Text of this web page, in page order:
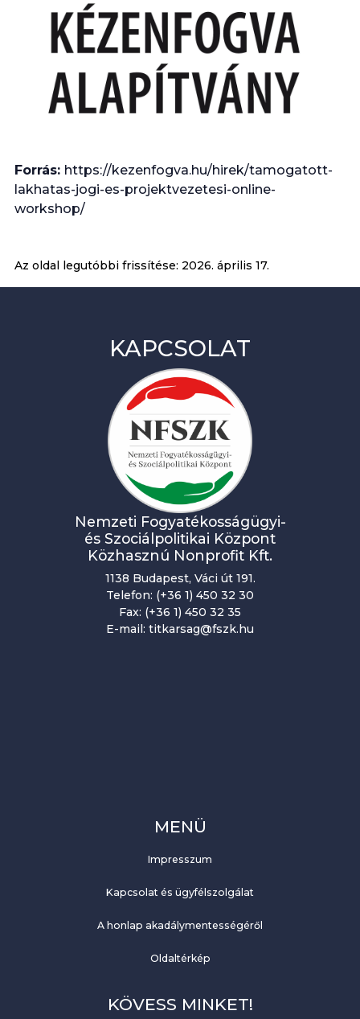
Forrás: https://kezenfogva.hu/hirek/tamogatott-
lakhatas-jogi-es-projektvezetesi-online-
workshop/
Az oldal legutóbbi frissítése: 2026. április 17.
KAPCSOLAT
Nemzeti Fogyatékosságügyi-
és Szociálpolitikai Központ
Közhasznú Nonprofit Kft.
1138 Budapest, Váci út 191.
Telefon: (+36 1) 450 32 30
Fax: (+36 1) 450 32 35
E-mail: titkarsag@fszk.hu
MENÜ
Impresszum
Kapcsolat és ügyfélszolgálat
A honlap akadálymentességéről
Oldaltérkép
KÖVESS MINKET!